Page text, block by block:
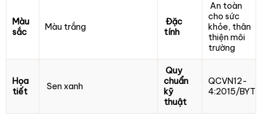
Màu
sắc
Màu trắng
Đặc
tính
An toàn
cho sức
khỏe, thân
thiện môi
trường
Họa
tiết
Sen xanh
Quy
chuẩn
kỹ
thuật
QCVN12-
4:2015/BYT